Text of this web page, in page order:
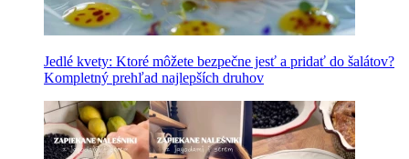
Jedlé kvety: Ktoré môžete bezpečne jesť a pridať do šalátov?
Kompletný prehľad najlepších druhov